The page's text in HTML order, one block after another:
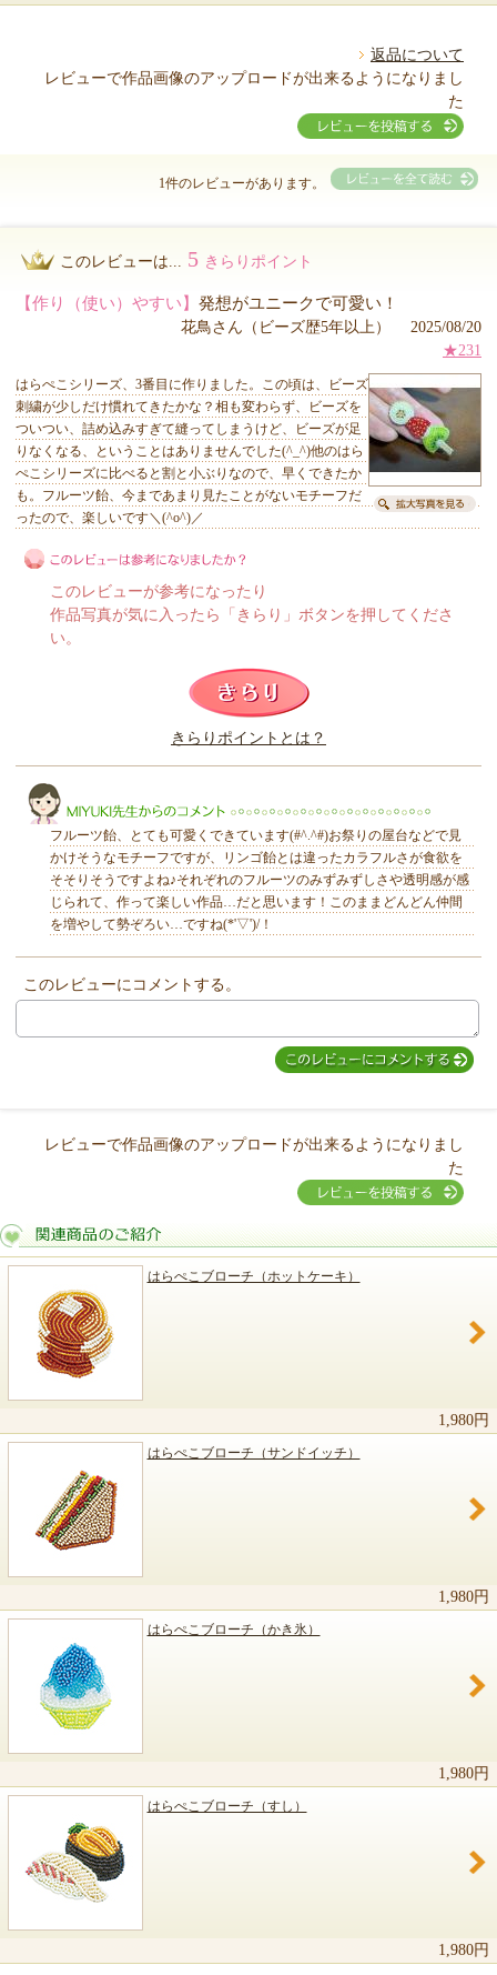
返品について
レビューで作品画像のアップロードが出来るようになりまし
た
1件のレビューがあります。
このレビューは... 5 きらりポイント
【作り（使い）やすい】 発想がユニークで可愛い！
花鳥さん（ビーズ歴5年以上） 2025/08/20
★231
はらぺこシリーズ、3番目に作りました。この頃は、ビーズ
刺繍が少しだけ慣れてきたかな？相も変わらず、ビーズを
ついつい、詰め込みすぎて縫ってしまうけど、ビーズが足
りなくなる、ということはありませんでした(^_^)他のはら
ぺこシリーズに比べると割と小ぶりなので、早くできたか
も。フルーツ飴、今まであまり見たことがないモチーフだ
ったので、楽しいです＼(^o^)／
このレビューは参考になりましたか？
このレビューが参考になったり
作品写真が気に入ったら「きらり」ボタンを押してくださ
い。
きらりポイントとは？
フルーツ飴、とても可愛くできています(#^.^#)お祭りの屋台などで見
かけそうなモチーフですが、リンゴ飴とは違ったカラフルさが食欲を
そそりそうですよね♪それぞれのフルーツのみずみずしさや透明感が感
じられて、作って楽しい作品…だと思います！このままどんどん仲間
を増やして勢ぞろい…ですね(*'▽')/！
このレビューにコメントする。
レビューで作品画像のアップロードが出来るようになりまし
た
はらぺこブローチ（ホットケーキ）
1,980円
はらぺこブローチ（サンドイッチ）
1,980円
はらぺこブローチ（かき氷）
1,980円
はらぺこブローチ（すし）
1,980円